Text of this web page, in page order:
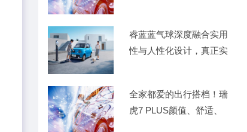
睿蓝蓝气球深度融合实用
性与人性化设计，真正实
全家都爱的出行搭档！瑞
虎7 PLUS颜值、舒适、